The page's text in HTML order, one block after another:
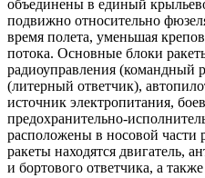
объединены в единый
подвижно относительно
время полета, уменьшая
потока. Основные блоки
радиоуправления (командный
(литерный ответчик),
источник электропитания,
предохранительно-
расположены в носовой части
ракеты находятся двигатель,
и бортового ответчика, а